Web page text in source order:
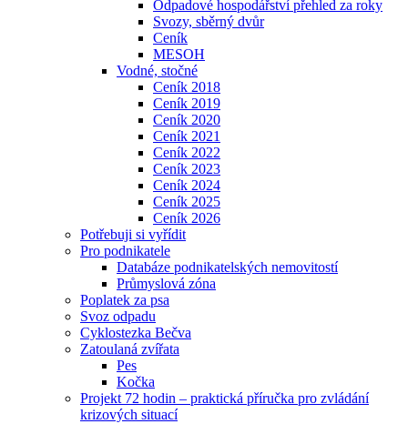
Odpadové hospodářství přehled za roky
Svozy, sběrný dvůr
Ceník
MESOH
Vodné, stočné
Ceník 2018
Ceník 2019
Ceník 2020
Ceník 2021
Ceník 2022
Ceník 2023
Ceník 2024
Ceník 2025
Ceník 2026
Potřebuji si vyřídit
Pro podnikatele
Databáze podnikatelských nemovitostí
Průmyslová zóna
Poplatek za psa
Svoz odpadu
Cyklostezka Bečva
Zatoulaná zvířata
Pes
Kočka
Projekt 72 hodin – praktická příručka pro zvládání
krizových situací